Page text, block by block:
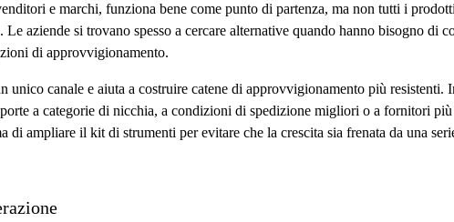
e marchi, funziona bene come punto di partenza, ma non tutti i
aziende si trovano spesso a cercare alternative quando hanno bisogno
di approvvigionamento.
canale e aiuta a costruire catene di approvvigionamento più resistenti.
a categorie di nicchia, a condizioni di spedizione migliori o a fornitori
di ampliare il kit di strumenti per evitare che la crescita sia frenata da una